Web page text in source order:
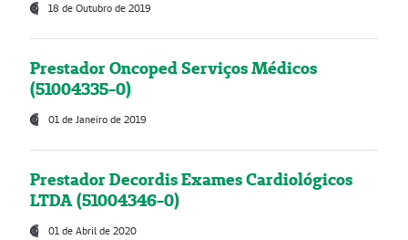
18 de Outubro de 2019
Prestador Oncoped Serviços Médicos
(51004335-0)
01 de Janeiro de 2019
Prestador Decordis Exames Cardiológicos
LTDA (51004346-0)
01 de Abril de 2020